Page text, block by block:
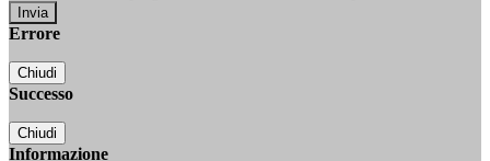
Errore
Chiudi
Successo
Chiudi
Informazione